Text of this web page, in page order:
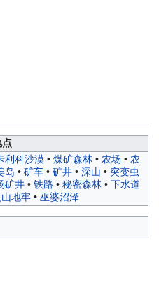
点
利科沙漠• 煤矿森林• 农场 • 农
岛 • 矿车• 矿井• 深山 • 突变虫
矿井• 铁路 • 秘密森林• 下水道
山地牢• 巫婆沼泽